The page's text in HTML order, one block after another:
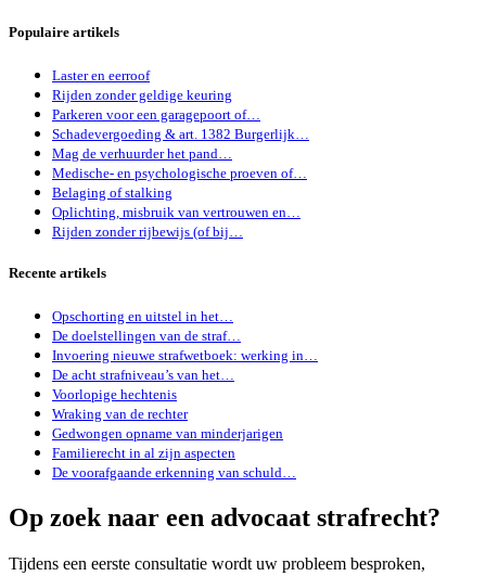
Populaire artikels
Laster en eerroof
Rijden zonder geldige keuring
Parkeren voor een garagepoort of…
Schadevergoeding & art. 1382 Burgerlijk…
Mag de verhuurder het pand…
Medische- en psychologische proeven of…
Belaging of stalking
Oplichting, misbruik van vertrouwen en…
Rijden zonder rijbewijs (of bij…
Recente artikels
Opschorting en uitstel in het…
De doelstellingen van de straf…
Invoering nieuwe strafwetboek: werking in…
De acht strafniveau’s van het…
Voorlopige hechtenis
Wraking van de rechter
Gedwongen opname van minderjarigen
Familierecht in al zijn aspecten
De voorafgaande erkenning van schuld…
Op zoek naar een advocaat strafrecht?
Tijdens een eerste consultatie wordt uw probleem besproken,